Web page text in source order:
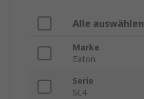
Alle auswählen
Marke
Eaton
Serie
SL4